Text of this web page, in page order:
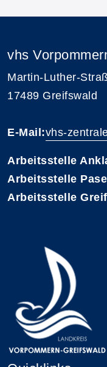
vhs
Martin-Luther-
17489 Greifswald
E-Mail:vhs-
Arbeitsstelle
Arbeitsstelle
Arbeitsstelle